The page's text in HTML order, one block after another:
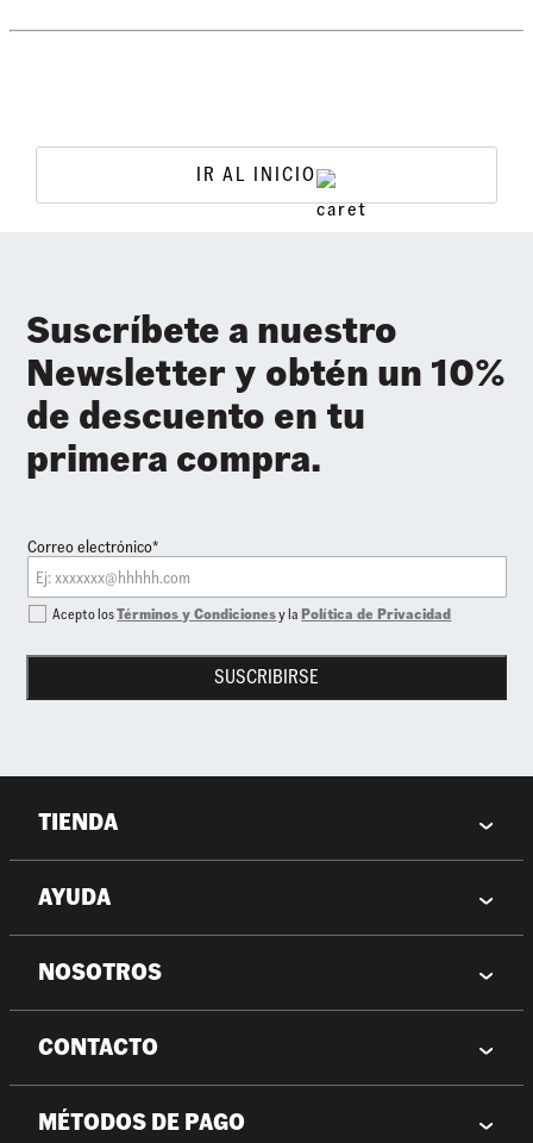
IR AL INICIO
Suscríbete a nuestro
Newsletter y obtén un 10%
de descuento en tu
primera compra.
Correo electrónico*
SUSCRIBIRSE
Acepto losTérminos y Condicionesy laPolítica de Privacidad
TIENDA
AYUDA
NOSOTROS
CONTACTO
MÉTODOS DE PAGO